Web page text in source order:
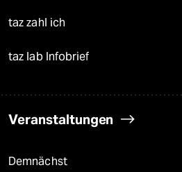
taz zahl ich
taz lab Infobrief
Veranstaltungen
Demnächst